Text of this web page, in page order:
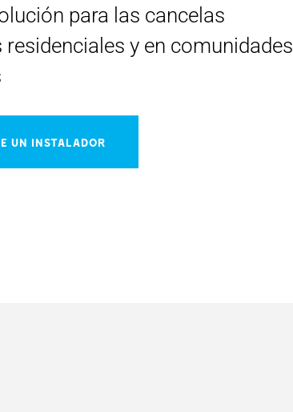
para las cancelas
residenciales y en comunidades
UN INSTALADOR